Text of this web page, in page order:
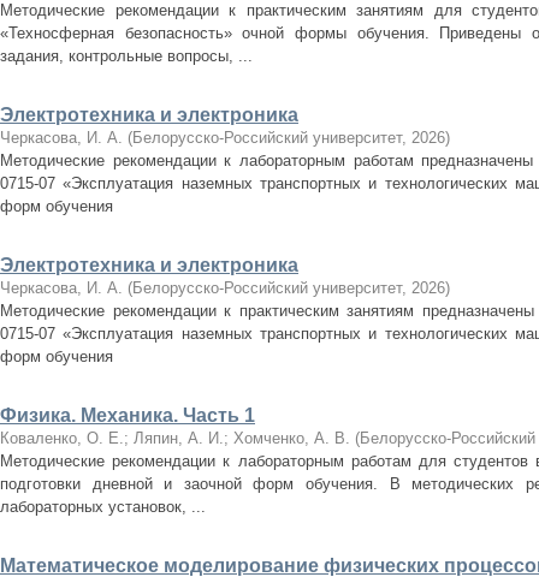
Методические рекомендации к практическим занятиям для
«Техносферная безопасность» очной формы обучения. Приведены
задания, контрольные вопросы, ...
Электротехника и электроника
Черкасова, И. А. (Белорусско-Российский университет, 2026)
Методические рекомендации к лабораторным работам
0715-07 «Эксплуатация наземных транспортных и технологических
форм обучения
Электротехника и электроника
Черкасова, И. А. (Белорусско-Российский университет, 2026)
Методические рекомендации к практическим занятиям
0715-07 «Эксплуатация наземных транспортных и технологических
форм обучения
Физика. Механика. Часть 1
Коваленко, О. Е.; Ляпин, А. И.; Хомченко, А. В. (Белорусско-Российский
Методические рекомендации к лабораторным работам для студентов
подготовки дневной и заочной форм обучения. В методических
лабораторных установок, ...
Математическое моделирование физических